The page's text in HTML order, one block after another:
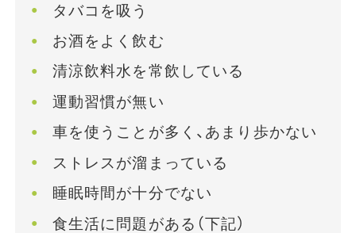
タバコを吸う
お酒をよく飲む
清涼飲料水を常飲している
運動習慣が無い
車を使うことが多く、あまり歩かない
ストレスが溜まっている
睡眠時間が十分でない
食生活に問題がある（下記）